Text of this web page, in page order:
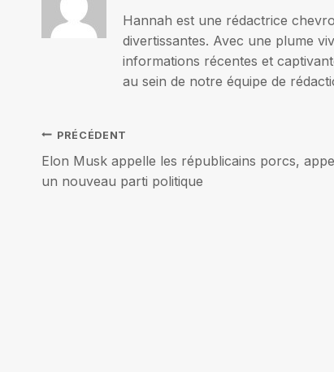
Hannah est une rédactrice
divertissantes. Avec une plume
informations récentes et
au sein de notre équipe de
Navigation
de
PRÉCÉDENT
Elon Musk appelle les républicains porcs,
un nouveau parti politique